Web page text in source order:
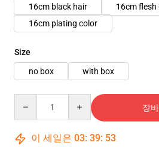
16cm black hair
16cm flesh
16cm plating color
Size
no box
with box
장
이 세일은 03: 39: 51